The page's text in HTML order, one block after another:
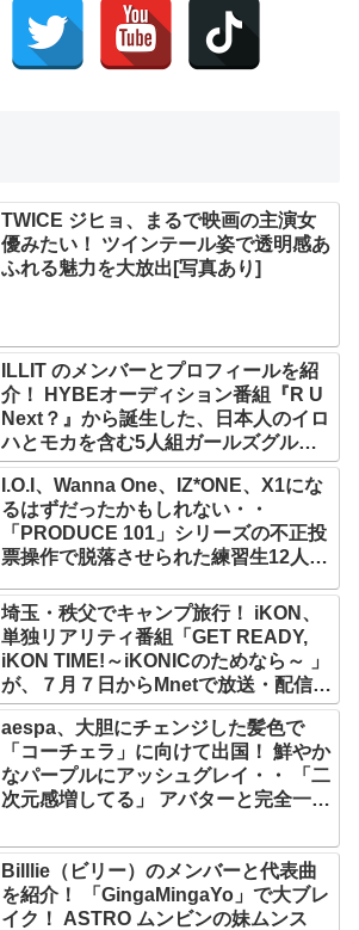
TWICE ジヒョ、まるで映画の主演女
優みたい！ ツインテール姿で透明感あ
ふれる魅力を大放出[写真あり]
ILLIT のメンバーとプロフィールを紹
介！ HYBEオーディション番組『R U
Next？』から誕生した、日本人のイロ
ハとモカを含む5人組ガールズグルー
プ！ デビュー曲「Magnetic」がいき
なりの大ヒット
I.O.I、Wanna One、IZ*ONE、X1にな
るはずだったかもしれない・・
「PRODUCE 101」シリーズの不正投
票操作で脱落させられた練習生12人の
埼玉・秩父でキャンプ旅行！ iKON、
単独リアリティ番組「GET READY,
iKON TIME!～iKONICのためなら～ 」
が、７月７日からMnetで放送・配信ス
タート
aespa、大胆にチェンジした髪色で
「コーチェラ」に向けて出国！ 鮮やか
なパープルにアッシュグレイ・・ 「二
次元感増してる」 アバターと完全一致
Billlie（ビリー）のメンバーと代表曲
を紹介！ 「GingaMingaYo」で大ブレ
イク！ ASTRO ムンビンの妹ムンス